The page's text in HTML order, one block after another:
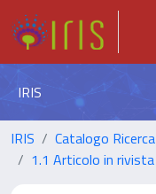
IRIS
IRIS Catalogo Ricerca
1.1 Articolo in rivista